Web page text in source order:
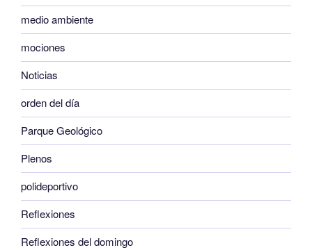
medio ambiente
mociones
Noticias
orden del día
Parque Geológico
Plenos
polideportivo
Reflexiones
Reflexiones del domingo